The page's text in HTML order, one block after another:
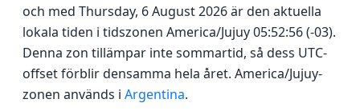
och med Thursday, 6 August 2026 är den aktuella
lokala tiden i tidszonen America/Jujuy 05:52:56 (-03).
Denna zon tillämpar inte sommartid, så dess UTC-
offset förblir densamma hela året. America/Jujuy-
zonen används i Argentina.